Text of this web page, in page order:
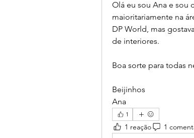
Olá eu sou Ana e sou
maioritariamente na
DP World, mas
de interiores.
Boa sorte para todas
Beijinhos
Ana
1
1 reação 1